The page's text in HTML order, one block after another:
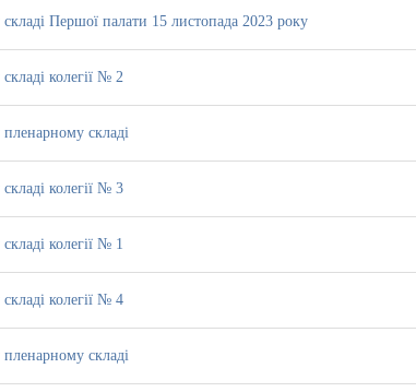
Першої палати 15 листопада 2023 року
колегії № 2
пленарному складі
колегії № 3
колегії № 1
колегії № 4
пленарному складі